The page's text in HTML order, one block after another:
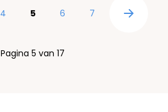
Pagina
4 U lees momenteel pagina
5 Pagina
6 Pagina
7 Pagina
Pagina 5 van 17